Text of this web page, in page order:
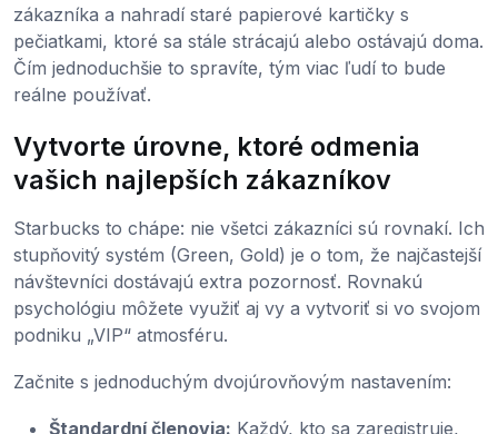
zákazníka a nahradí staré papierové kartičky s
pečiatkami, ktoré sa stále strácajú alebo ostávajú doma.
Čím jednoduchšie to spravíte, tým viac ľudí to bude
reálne používať.
Vytvorte úrovne, ktoré odmenia
vašich najlepších zákazníkov
Starbucks to chápe: nie všetci zákazníci sú rovnakí. Ich
stupňovitý systém (Green, Gold) je o tom, že najčastejší
návštevníci dostávajú extra pozornosť. Rovnakú
psychológiu môžete využiť aj vy a vytvoriť si vo svojom
podniku „VIP“ atmosféru.
Začnite s jednoduchým dvojúrovňovým nastavením:
Štandardní členovia: Každý, kto sa zaregistruje,